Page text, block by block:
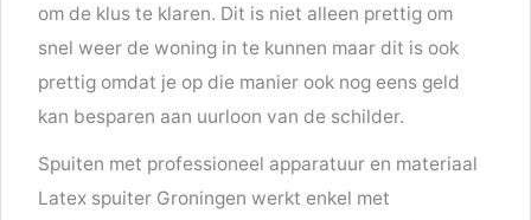
om de klus te klaren. Dit is niet alleen prettig om
snel weer de woning in te kunnen maar dit is ook
prettig omdat je op die manier ook nog eens geld
kan besparen aan uurloon van de schilder.
Spuiten met professioneel apparatuur en materiaal
Latex spuiter Groningen werkt enkel met